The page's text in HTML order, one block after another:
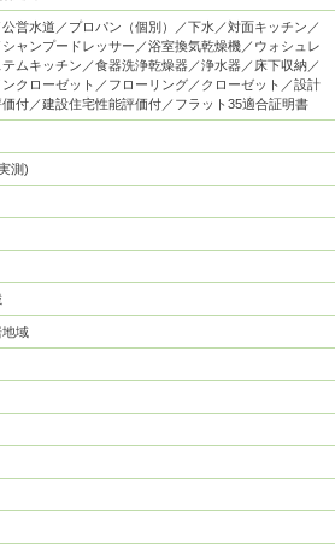
営水道／プロパン（個別）／下水／対面キッチン／
ャンプードレッサー／浴室換気乾燥機／ウォシュレ
テムキッチン／食器洗浄乾燥器／浄水器／床下収納／
ンクローゼット／フローリング／クローゼット／設計
付／建設住宅性能評価付／フラット35適合証明書
測)
地域